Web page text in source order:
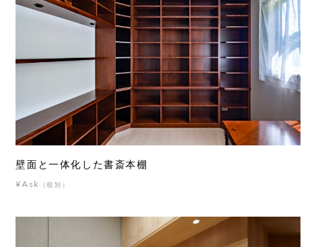
壁面と一体化した書斎本棚
¥Ask （税別）